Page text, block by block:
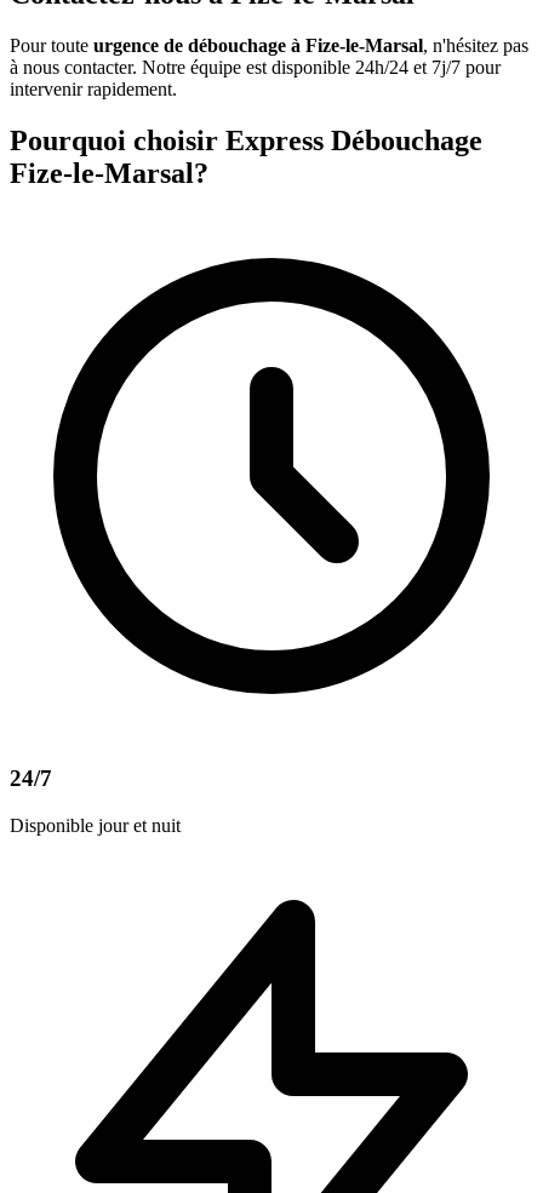
Pour toute urgence de débouchage à Fize-le-Marsal, n'hésitez pas
à nous contacter. Notre équipe est disponible 24h/24 et 7j/7 pour
intervenir rapidement.
Pourquoi choisir Express Débouchage
Fize-le-Marsal?
24/7
Disponible jour et nuit